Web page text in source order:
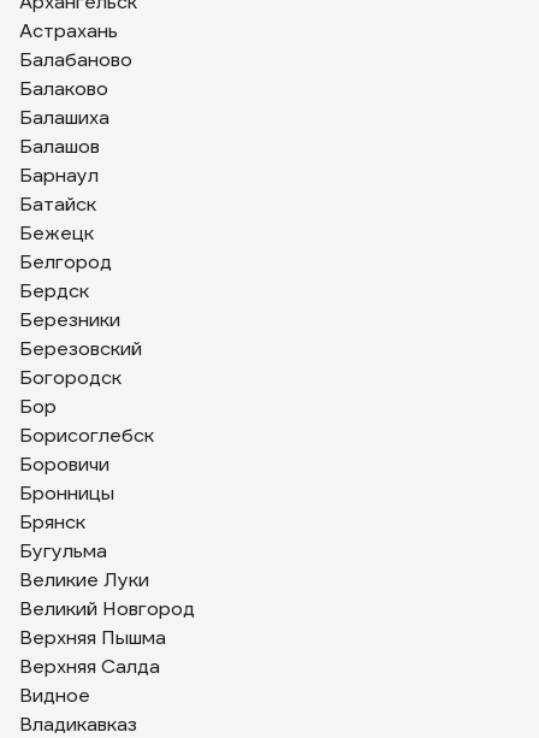
Астрахань
Балабаново
Балаково
Балашиха
Балашов
Барнаул
Батайск
Бежецк
Белгород
Бердск
Березники
Березовский
Богородск
Бор
Борисоглебск
Боровичи
Бронницы
Брянск
Бугульма
Великие Луки
Великий Новгород
Верхняя Пышма
Верхняя Салда
Видное
Владикавказ